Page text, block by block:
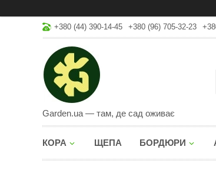
+380 (44) 390-14-45 +380 (96) 705-32-23
Garden.ua — там, де сад оживає
КОРА ЩЕПА БОРДЮРИ